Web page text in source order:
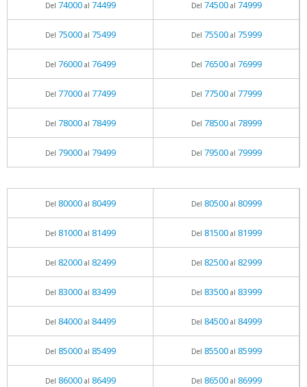
Del 74000al 74499 Del 74500al 74999
Del 75000al 75499 Del 75500al 75999
Del 76000al 76499 Del 76500al 76999
Del 77000al 77499 Del 77500al 77999
Del 78000al 78499 Del 78500al 78999
Del 79000al 79499 Del 79500al 79999
Del 80000al 80499 Del 80500al 80999
Del 81000al 81499 Del 81500al 81999
Del 82000al 82499 Del 82500al 82999
Del 83000al 83499 Del 83500al 83999
Del 84000al 84499 Del 84500al 84999
Del 85000al 85499 Del 85500al 85999
Del 86000al 86499 Del 86500al 86999